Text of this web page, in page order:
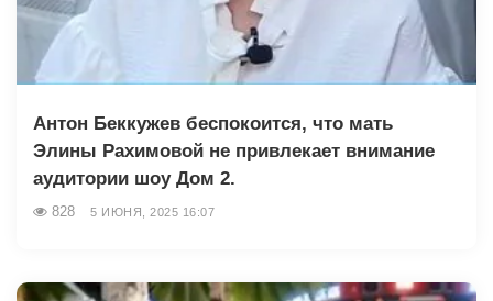
Антон Беккужев беспокоится, что мать
Элины Рахимовой не привлекает внимание
аудитории шоу Дом 2.
828 5 ИЮНЯ, 2025 16:07